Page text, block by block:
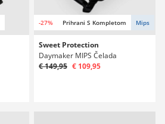
-27% Prihrani S Kompletom Mips
Sweet Protection
Daymaker MIPS Čelada
€ 149,95 € 109,95